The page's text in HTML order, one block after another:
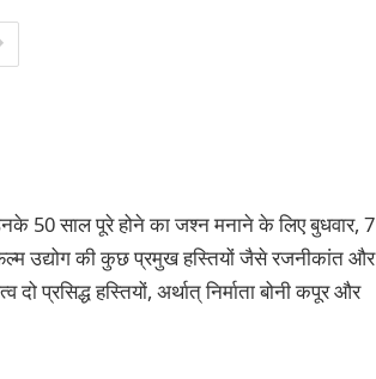
50 साल पूरे होने का जश्न मनाने के लिए बुधवार, 7
उद्योग की कुछ प्रमुख हस्तियों जैसे रजनीकांत और
प्रसिद्ध हस्तियों, अर्थात् निर्माता बोनी कपूर और